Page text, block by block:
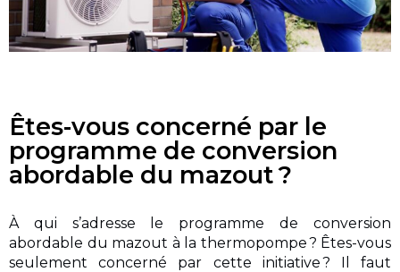
Êtes-vous concerné par le
programme de conversion
abordable du mazout ?
À qui s’adresse le programme de conversion
abordable du mazout à la thermopompe ? Êtes-vous
seulement concerné par cette initiative ? Il faut